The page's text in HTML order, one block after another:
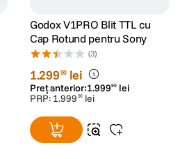
Godox V1PRO Blit TTL cu
Cap Rotund pentru Sony
(3)
1.29990 lei
Preț anterior:1.99990 lei
PRP: 1.999 90 lei